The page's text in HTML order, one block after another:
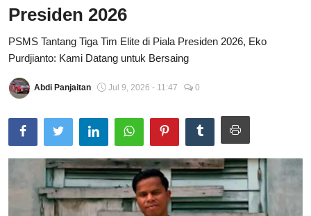
Sportainment
Total Sports
Pedoman Media Siber
Presiden 2026
PSMS Tantang Tiga Tim Elite di Piala Presiden 2026, Eko
Purdjianto: Kami Datang untuk Bersaing
Abdi Panjaitan Jul 9, 2026 - 11:47 0